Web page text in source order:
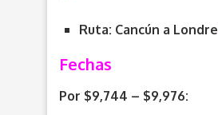
Ruta: Cancún a
Fechas
Por $9,744 – $9,976: